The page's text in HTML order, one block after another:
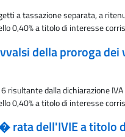
a tassazione separata, a
0,40% a titolo di interesse
della proroga
risultante dalla dichiarazione
0,40% a titolo di interesse
dell'IVIE a titolo